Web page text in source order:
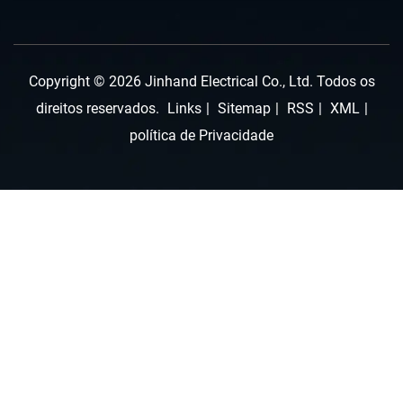
Copyright © 2026 Jinhand Electrical Co., Ltd. Todos os
direitos reservados. Links | Sitemap | RSS | XML |
política de Privacidade